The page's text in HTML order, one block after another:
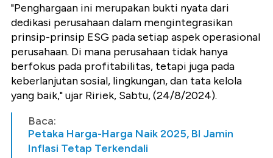
"Penghargaan ini merupakan bukti nyata dari
dedikasi perusahaan dalam mengintegrasikan
prinsip-prinsip ESG pada setiap aspek operasional
perusahaan. Di mana perusahaan tidak hanya
berfokus pada profitabilitas, tetapi juga pada
keberlanjutan sosial, lingkungan, dan tata kelola
yang baik," ujar Ririek, Sabtu, (24/8/2024).
Baca:
Petaka Harga-Harga Naik 2025, BI Jamin
Inflasi Tetap Terkendali